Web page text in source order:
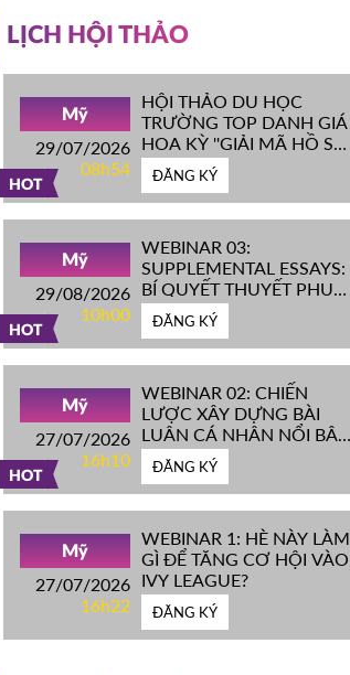
LỊCH HỘI THẢO
HOT
Mỹ
29/07/2026
08h54
HỘI THẢO DU HỌC
TRƯỜNG TOP DANH GIÁ
HOA KỲ ''GIẢI MÃ HỒ SƠ
IVY LEAGUE''
ĐĂNG KÝ
HOT
Mỹ
29/08/2026
10h00
WEBINAR 03:
SUPPLEMENTAL ESSAYS:
BÍ QUYẾT THUYẾT PHỤC
HỘI ĐỒNG TUYỂN SINH
ĐH TOP ĐẦU MỸ
ĐĂNG KÝ
HOT
Mỹ
27/07/2026
16h10
WEBINAR 02: CHIẾN
LƯỢC XÂY DỰNG BÀI
LUẬN CÁ NHÂN NỔI BẬT
CHINH PHỤC ĐH TOP
ĐẦU MỸ
ĐĂNG KÝ
Mỹ
27/07/2026
16h22
WEBINAR 1: HÈ NÀY LÀM
GÌ ĐỂ TĂNG CƠ HỘI VÀO
IVY LEAGUE?
ĐĂNG KÝ